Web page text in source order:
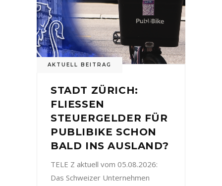
AKTUELL BEITRAG
STADT ZÜRICH:
FLIESSEN
STEUERGELDER FÜR
PUBLIBIKE SCHON
BALD INS AUSLAND?
TELE Z aktuell vom 05.08.2026:
Das Schweizer Unternehmen